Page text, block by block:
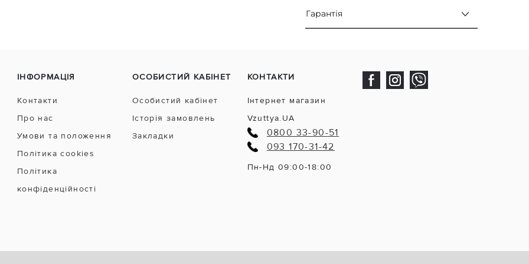
Гарантія
ІНФОРМАЦІЯ
Контакти
Про нас
Умови та положення
Політика cookies
Політика
конфіденційності
ОСОБИСТИЙ КАБІНЕТ
Особистий кабінет
Історія замовлень
Закладки
КОНТАКТИ
Інтернет магазин
Vzuttya.UA
0800 33-90-51
093 170-31-42
Пн-Нд 09:00-18:00